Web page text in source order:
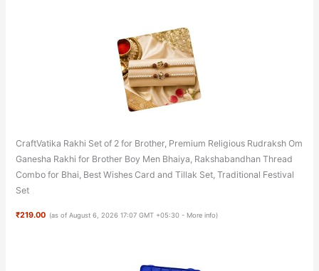
CraftVatika Rakhi Set of 2 for Brother, Premium Religious Rudraksh Om
Ganesha Rakhi for Brother Boy Men Bhaiya, Rakshabandhan Thread
Combo for Bhai, Best Wishes Card and Tillak Set, Traditional Festival
Set
₹219.00 (as of August 6, 2026 17:07 GMT +05:30 - More info)